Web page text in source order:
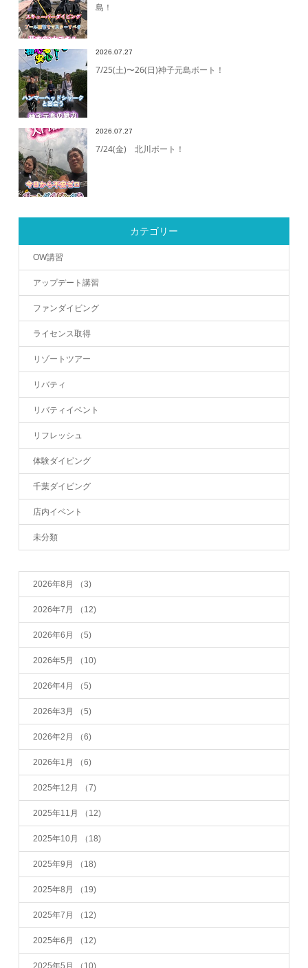
島！
2026.07.27
7/25(土)〜26(日)神子元島ボート！
2026.07.27
7/24(金) 北川ボート！
カテゴリー
OW講習
アップデート講習
ファンダイビング
ライセンス取得
リゾートツアー
リバティ
リバティイベント
リフレッシュ
体験ダイビング
千葉ダイビング
店内イベント
未分類
2026年8月 （3)
2026年7月 （12)
2026年6月 （5)
2026年5月 （10)
2026年4月 （5)
2026年3月 （5)
2026年2月 （6)
2026年1月 （6)
2025年12月 （7)
2025年11月 （12)
2025年10月 （18)
2025年9月 （18)
2025年8月 （19)
2025年7月 （12)
2025年6月 （12)